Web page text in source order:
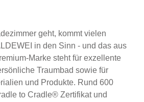
geht, kommt vielen
in den Sinn - und das aus
Marke steht für exzellente
Traumbad sowie für
und Produkte. Rund 600
to Cradle® Zertifikat und